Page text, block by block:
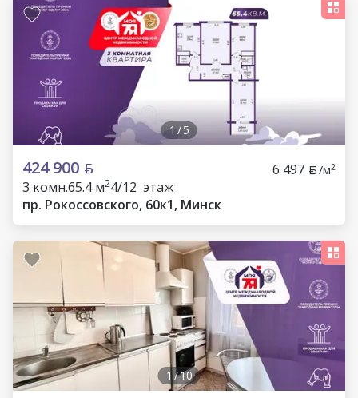
1/5
424 900 6 497 /м2
3 комн.65.4 м24/12 этаж
пр. Рокоссовского, 60к1, Минск
1 /10